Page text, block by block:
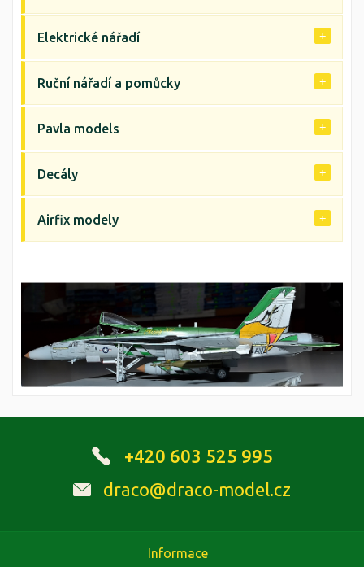
Elektrické nářadí
Ruční nářadí a pomůcky
Pavla models
Decály
Airfix modely
+420 603 525 995
draco@draco-model.cz
Informace